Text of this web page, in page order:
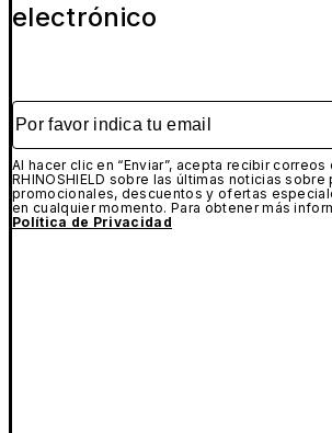
electrónico
Por favor indica tu email
Al hacer clic en “Enviar”, acepta recibir
RHINOSHIELD sobre las últimas noticias
promocionales, descuentos y ofertas
en cualquier momento. Para obtener más
Política de Privacidad